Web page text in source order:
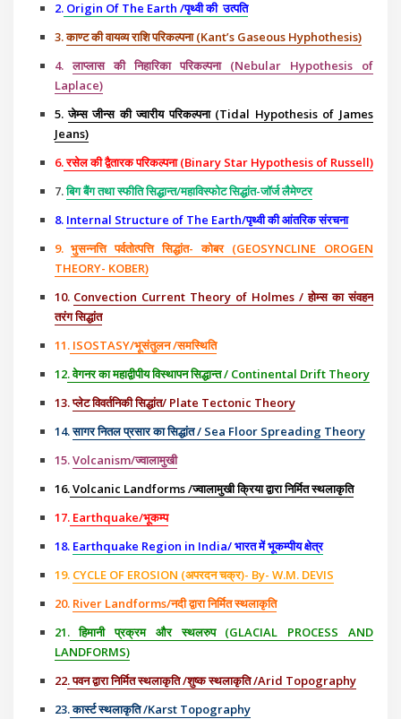
2.Origin Of The Earth /पृथ्वी की उत्पति
3.काण्ट की वायव्य राशि परिकल्पना (Kant’s Gaseous Hyphothesis)
4.लाप्लास की निहारिका परिकल्पना (Nebular Hypothesis of
Laplace)
5.जेम्स जीन्स की ज्वारीय परिकल्पना (Tidal Hypothesis of James
Jeans)
6.रसेल की द्वैतारक परिकल्पना (Binary Star Hypothesis of Russell)
7.बिग बैंग तथा स्फीति सिद्धान्त/महाविस्फोट सिद्धांत-जॉर्ज लैमेण्टर
8. Internal Structure of The Earth/पृथ्वी की आंतरिक संरचना
9.भुसन्नत्ति पर्वतोत्पत्ति सिद्धांत- कोबर (GEOSYNCLINE OROGEN
THEORY- KOBER)
10. Convection Current Theory of Holmes / होम्स का संवहन
तरंग सिद्धांत
11.ISOSTASY/भूसंतुलन /समस्थिति
12. वेगनर का महाद्वीपीय विस्थापन सिद्धान्त / Continental Drift Theory
13.प्लेट विवर्तनिकी सिद्धांत/ Plate Tectonic Theory
14.सागर नितल प्रसार का सिद्धांत / Sea Floor Spreading Theory
15.Volcanism/ज्वालामुखी
16.Volcanic Landforms /ज्वालामुखी क्रिया द्वारा निर्मित स्थलाकृति
17.Earthquake/भूकम्प
18. Earthquake Region in India/ भारत में भूकम्पीय क्षेत्र
19. CYCLE OF EROSION (अपरदन चक्र)- By- W.M. DEVIS
20. River Landforms/नदी द्वारा निर्मित स्थलाकृति
21.हिमानी प्रक्रम और स्थलरुप (GLACIAL PROCESS AND
LANDFORMS)
22. पवन द्वारा निर्मित स्थलाकृति /शुष्क स्थलाकृति /Arid Topography
23.कार्स्ट स्थलाकृति /Karst Topography